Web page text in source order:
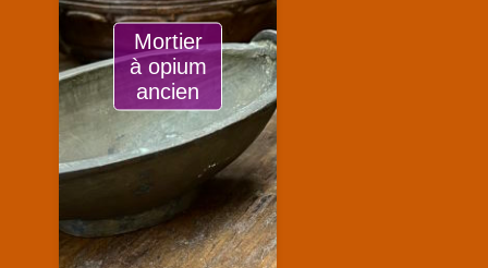
Mortier
à opium
ancien